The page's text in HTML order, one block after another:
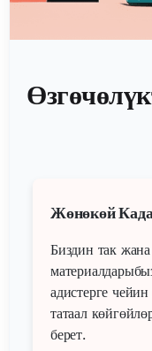
Жөнөкөй
Биздин так
адистерге
татаал
берет.